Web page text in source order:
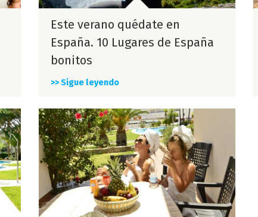
Este verano quédate en
España. 10 Lugares de España
bonitos
>> Sigue leyendo